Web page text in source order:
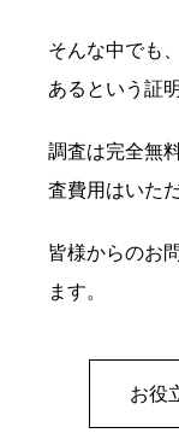
そんな中でも
あるという証
調査は完全無
査費用はいた
皆様からのお
ます。
お役